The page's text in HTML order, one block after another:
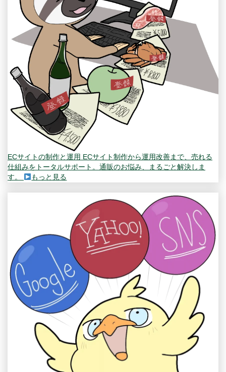
ECサイトの制作と運用 ECサイト制作から運用改善まで、売れる
仕組みをトータルサポート。通販のお悩み、まるごと解決しま
す。
もっと見る